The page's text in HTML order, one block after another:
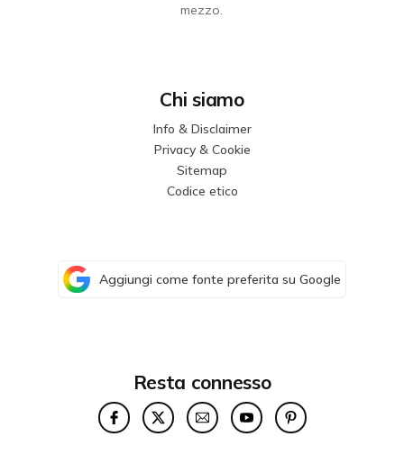
mezzo.
Chi siamo
Info & Disclaimer
Privacy & Cookie
Sitemap
Codice etico
Aggiungi come fonte preferita su Google
Resta connesso